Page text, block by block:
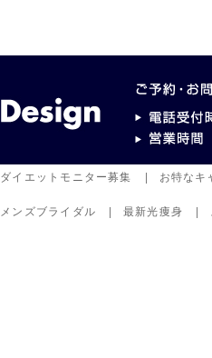
ダイエットモニター募集
お特なキ
メンズブライダル 最新光痩身